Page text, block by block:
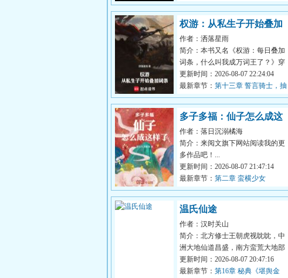
权游：从私生子开始叠加
词条
作者：洒落星雨
简介：本书又名《权游：每日叠加
词条，什么叫我成万词王了？》穿
越成一位普通的河湾地骑士私生
子，罗兰·...
更新时间：2026-08-07 22:24:04
最新章节： 第十三章 誓言骑士，抽
取词条
多子多福：仙子怎么成这
样了
作者：落日沉溺橘海
简介：来阅文旗下网站阅读我的更
多作品吧！...
更新时间：2026-08-07 21:47:14
最新章节： 第二章 蛮横少女
温氏仙途
作者：汉时关山
简介：北方修士王朝虎视眈眈，中
洲大地仙道昌盛，南方蛮荒大地部
族林立，东渊十万大山万妖来潮，
神秘邪修...
更新时间：2026-08-07 20:47:16
最新章节： 第16章 秘典《堪舆金